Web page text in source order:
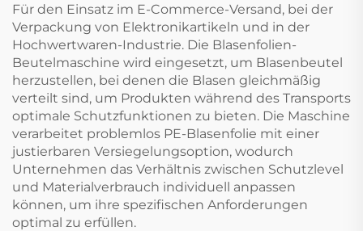
Für den Einsatz im E-Commerce-Versand, bei der
Verpackung von Elektronikartikeln und in der
Hochwertwaren-Industrie. Die Blasenfolien-
Beutelmaschine wird eingesetzt, um Blasenbeutel
herzustellen, bei denen die Blasen gleichmäßig
verteilt sind, um Produkten während des Transports
optimale Schutzfunktionen zu bieten. Die Maschine
verarbeitet problemlos PE-Blasenfolie mit einer
justierbaren Versiegelungsoption, wodurch
Unternehmen das Verhältnis zwischen Schutzlevel
und Materialverbrauch individuell anpassen
können, um ihre spezifischen Anforderungen
optimal zu erfüllen.